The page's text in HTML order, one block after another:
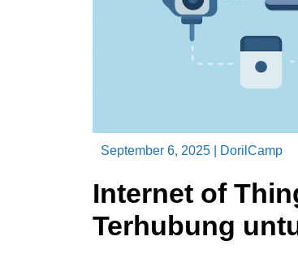
September 6, 2025 DorilCamp
Internet of
Terhubung